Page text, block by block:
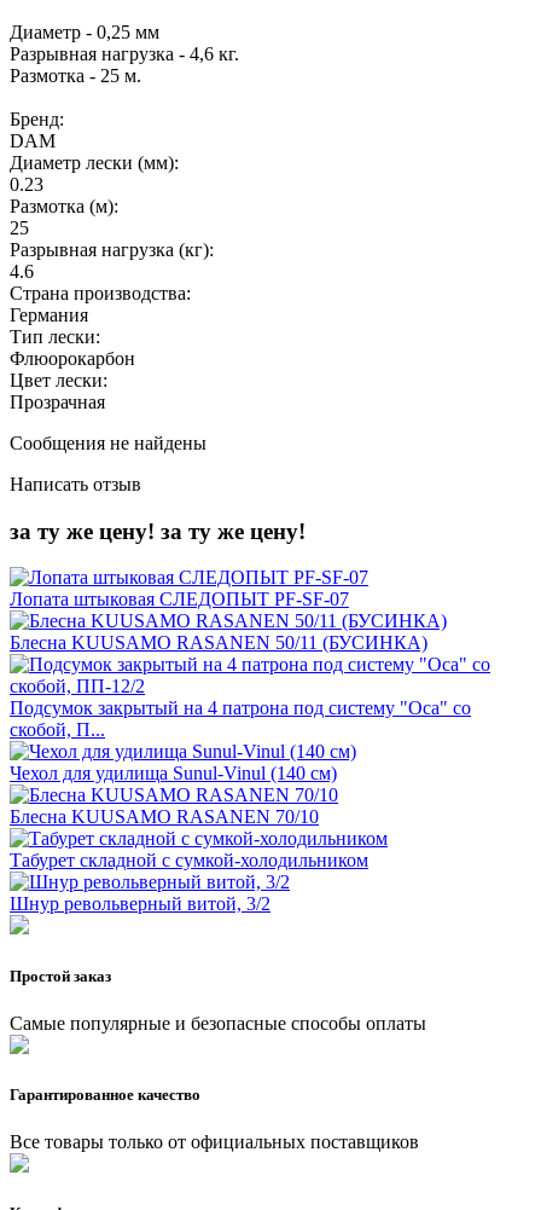
Диаметр - 0,25 мм
Разрывная нагрузка - 4,6 кг.
Размотка - 25 м.
Бренд:
DAM
Диаметр лески (мм):
0.23
Размотка (м):
25
Разрывная нагрузка (кг):
4.6
Страна производства:
Германия
Тип лески:
Флюорокарбон
Цвет лески:
Прозрачная
Сообщения не найдены
Написать отзыв
за ту же цену! за ту же цену!
Лопата штыковая СЛЕДОПЫТ PF-SF-07
Блесна KUUSAMO RASANEN 50/11 (БУСИНКА)
Подсумок закрытый на 4 патрона под систему "Оса" со
скобой, П...
Чехол для удилища Sunul-Vinul (140 см)
Блесна KUUSAMO RASANEN 70/10
Табурет складной с сумкой-холодильником
Шнур револьверный витой, 3/2
Простой заказ
Самые популярные и безопасные способы оплаты
Гарантированное качество
Все товары только от официальных поставщиков